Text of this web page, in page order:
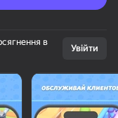
у які грають
в
Увійти